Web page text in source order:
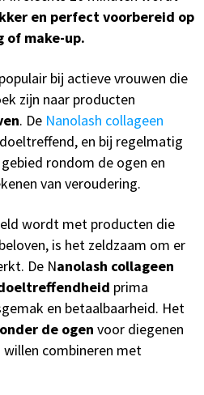
en perfect voorbereid op
of make-up.
bij actieve vrouwen die
zijn naar producten
. De Nanolash collageen
en bij regelmatig
rondom de ogen en
van veroudering.
wordt met producten die
is het zeldzaam om er
De Nanolash collageen
prima
en betaalbaarheid. Het
de ogen voor diegenen
combineren met